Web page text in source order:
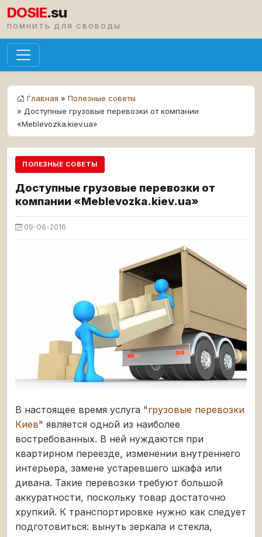
DOSIE.su
ПОМНИТЬ ДЛЯ СВОБОДЫ
Главная » Полезные советы
» Доступные грузовые перевозки от компании
«Meblevozka.kiev.ua»
ПОЛЕЗНЫЕ СОВЕТЫ
Доступные грузовые перевозки от
компании «Meblevozka.kiev.ua»
09-06-2016
В настоящее время услуга "грузовые перевозки
Киев" является одной из наиболее
востребованных. В ней нуждаются при
квартирном переезде, изменении внутреннего
интерьера, замене устаревшего шкафа или
дивана. Такие перевозки требуют большой
аккуратности, поскольку товар достаточно
хрупкий. К транспортировке нужно как следует
подготовиться: вынуть зеркала и стекла,